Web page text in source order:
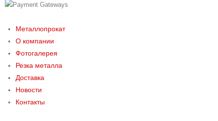
Металлопрокат
О компании
Фотогалерея
Резка металла
Доставка
Новости
Контакты